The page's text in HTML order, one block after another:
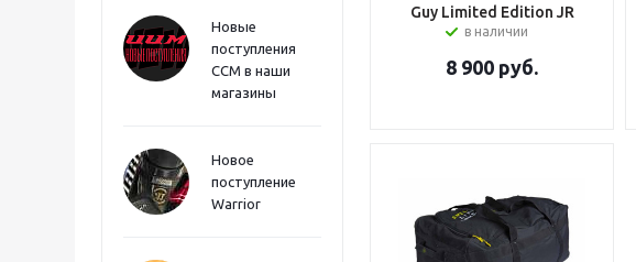
Новые
поступления
CCM в наши
магазины
Новое
поступление
Warrior
Guy Limited Edition JR
в наличии
8 900 руб.